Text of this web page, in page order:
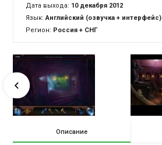
Дата выхода: 10 декабря 2012
Язык:Английский (озвучка + интерфейс)
Регион: Россия + СНГ
Описание